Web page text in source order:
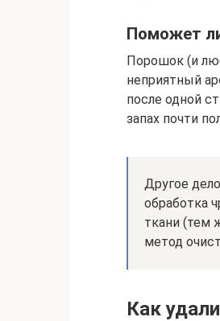
Поможет
Порошок (и
неприятный
после одной
запах почти
Другое
обработка
ткани (тем
метод
Как